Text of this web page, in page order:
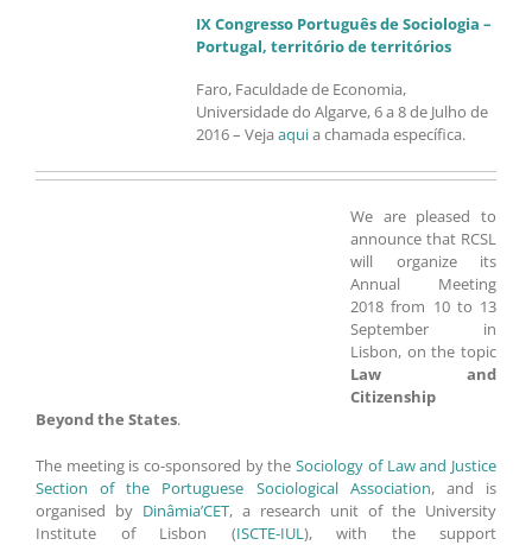
IX Congresso Português de Sociologia –
Portugal, território de territórios
Faro, Faculdade de Economia,
Universidade do Algarve, 6 a 8 de Julho de
2016 – Veja aquia chamada específica.
We are pleased to
announce that RCSL
will organize its
Annual Meeting
2018 from 10 to 13
September in
Lisbon, on the topic
Law and
Citizenship
Beyond the States.
The meeting is co-sponsored by theSociology of Law and Justice
Section of the Portuguese Sociological Association, and is
organised by Dinâmia’CET, a research unit of the University
Institute of Lisbon (ISCTE-IUL), with the support